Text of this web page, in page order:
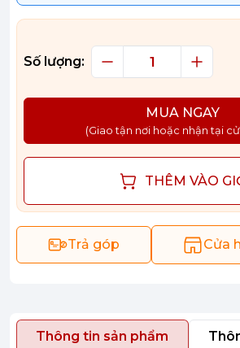
Số lượng:
MUA NGAY
(Giao tận nơi hoặc nhận tại
THÊM VÀO
Trả góp Cửa
Thông tin sản phẩm